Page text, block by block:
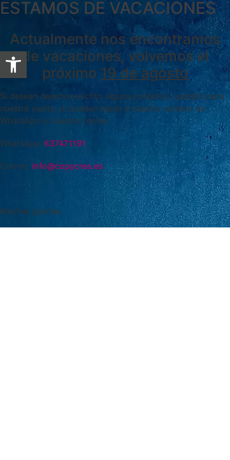
ESTAMOS DE VACACIONES
Actualmente nos encontramos
de vacaciones, volvemos el
próximo 19 de agosto
Si desean dejarnos escrito alguna consulta o pedido para
nuestra vuelta, lo pueden hacer a nuestro número de
WhatsApp o nuestro correo:
WhatsApp: 637471191
Correo: info@copycrea.es
Muchas gracias.
Abrir barra de herramientas